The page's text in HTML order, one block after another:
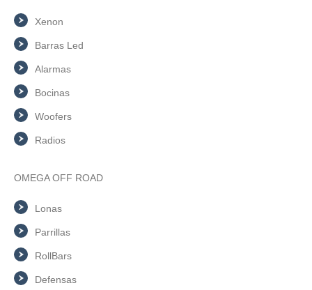
Xenon
Barras Led
Alarmas
Bocinas
Woofers
Radios
OMEGA OFF ROAD
Lonas
Parrillas
RollBars
Defensas